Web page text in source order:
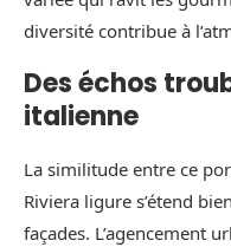
diversité contribue à
Des échos
italienne
La similitude entre ce
Riviera ligure s’étend
façades. L’agencement